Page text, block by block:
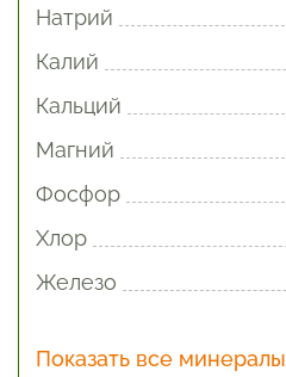
Натрий
Калий
Кальций
Магний
Фосфор
Хлор
Железо
Показать все минералы